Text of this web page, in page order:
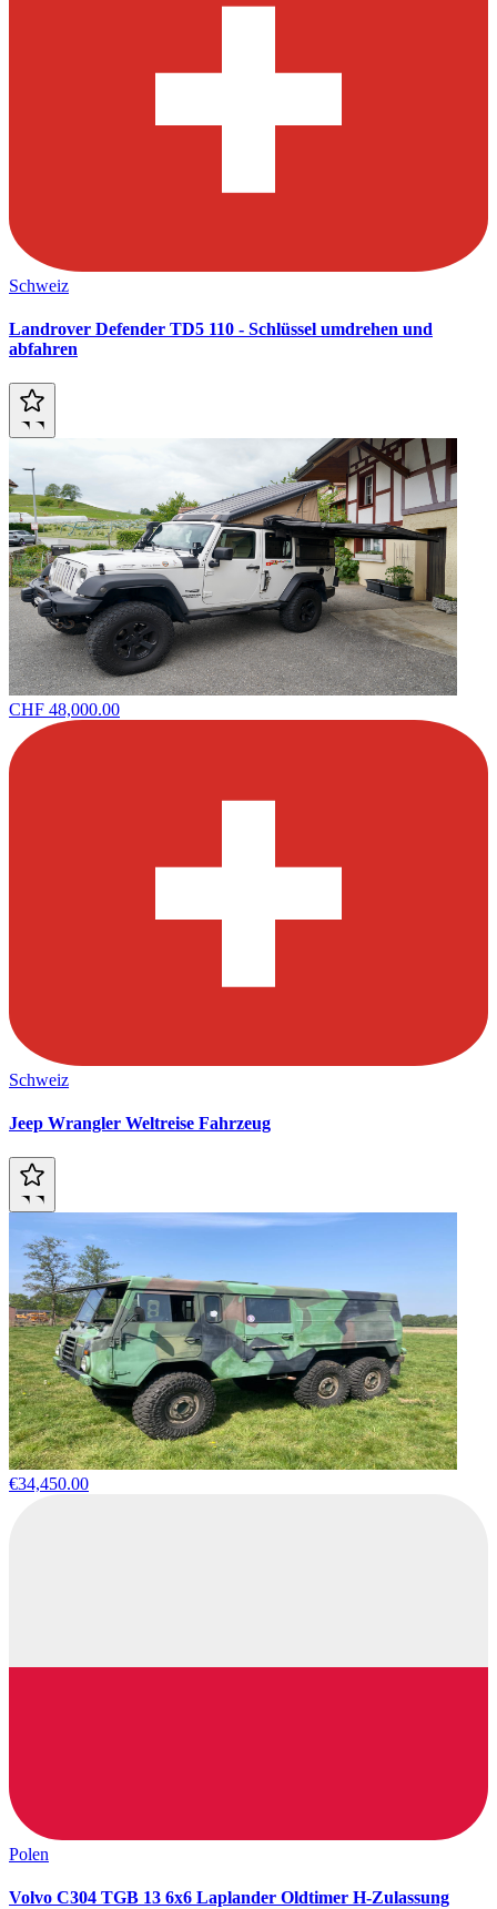
Schweiz
Landrover Defender TD5 110 - Schlüssel umdrehen und
abfahren
CHF 48,000.00
Schweiz
Jeep Wrangler Weltreise Fahrzeug
€34,450.00
Polen
Volvo C304 TGB 13 6x6 Laplander Oldtimer H-Zulassung